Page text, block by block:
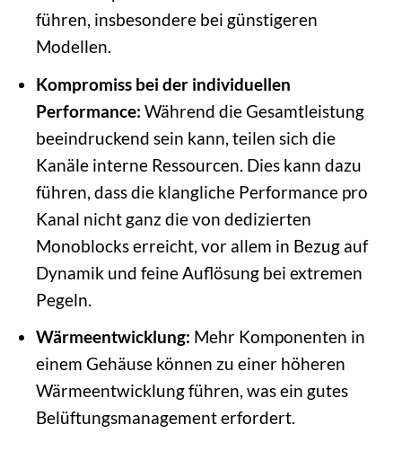
führen, insbesondere bei günstigeren
Modellen.
Kompromiss bei der individuellen
Performance: Während die Gesamtleistung
beeindruckend sein kann, teilen sich die
Kanäle interne Ressourcen. Dies kann dazu
führen, dass die klangliche Performance pro
Kanal nicht ganz die von dedizierten
Monoblocks erreicht, vor allem in Bezug auf
Dynamik und feine Auflösung bei extremen
Pegeln.
Wärmeentwicklung: Mehr Komponenten in
einem Gehäuse können zu einer höheren
Wärmeentwicklung führen, was ein gutes
Belüftungsmanagement erfordert.